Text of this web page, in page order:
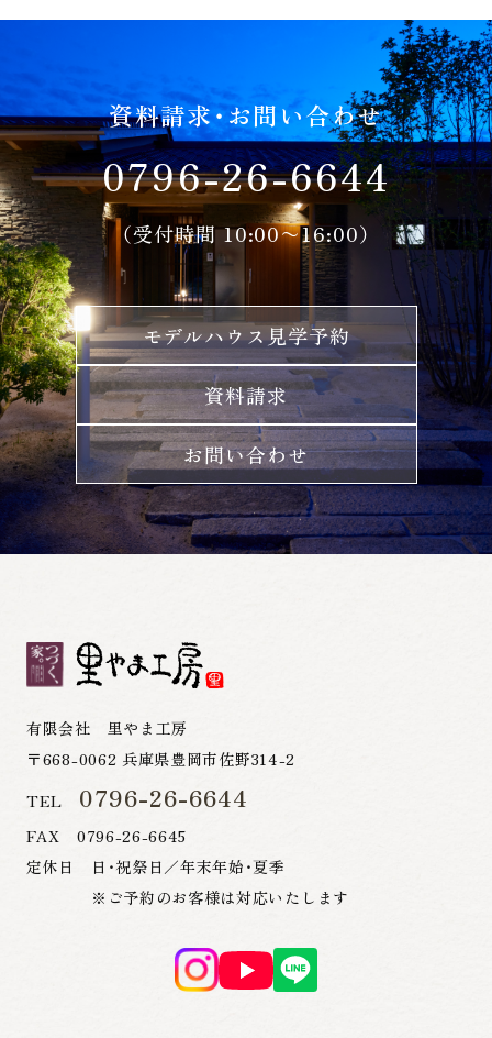
資料請求・お問い合わせ
0796-26-6644
（受付時間 10:00〜16:00）
モデルハウス見学予約
資料請求
お問い合わせ
有限会社 里やま工房
〒668-0062 兵庫県豊岡市佐野314-2
TEL 0796-26-6644
FAX 0796-26-6645
定休日 日・祝祭日／年末年始・夏季
※ご予約のお客様は対応いたします